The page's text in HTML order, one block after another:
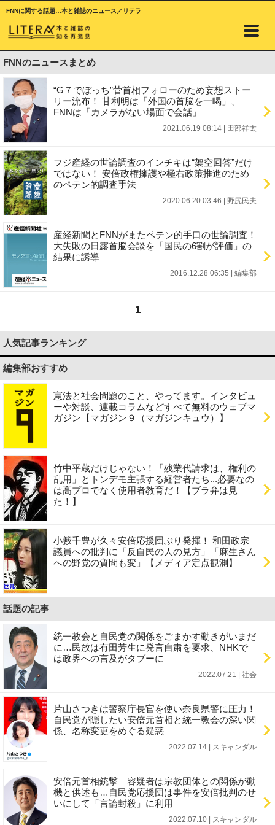
FNNに関する話題…本と雑誌のニュース／リテラ
FNNのニュースまとめ
“G７でぼっち”菅首相フォローのため妄想ストー
リー流布！ 甘利明は「外国の首脳を一喝」、
FNNは「カメラがない場面で会話」
2021.06.19 08:14 田部祥太
フジ産経の世論調査のインチキは“架空回答”だけ
ではない！ 安倍政権擁護や極右政策推進のため
のペテン的調査手法
2020.06.20 03:46 野尻民夫
産経新聞とFNNがまたペテン的手口の世論調査！
大失敗の日露首脳会談を「国民の6割が評価」の
結果に誘導
2016.12.28 06:35 編集部
1
人気記事ランキング
編集部おすすめ
憲法と社会問題のこと、やってます。インタビュ
ーや対談、連載コラムなどすべて無料のウェブマ
ガジン【マガジン９（マガジンキュウ）】
竹中平蔵だけじゃない！「残業代請求は、権利の
乱用」とトンデモ主張する経営者たち...必要なの
は高プロでなく使用者教育だ！【ブラ弁は見
た！】
小籔千豊が久々安倍応援団ぶり発揮！ 和田政宗
議員への批判に「反自民の人の見方」「麻生さん
への野党の質問も変」【メディア定点観測】
話題の記事
統一教会と自民党の関係をごまかす動きがいまだ
に…民放は有田芳生に発言自粛を要求、NHKで
は政界への言及がタブーに
2022.07.21 | 社会
片山さつきは警察庁長官を使い奈良県警に圧力！
自民党が隠したい安倍元首相と統一教会の深い関
係、名称変更をめぐる疑惑
2022.07.14 | スキャンダル
安倍元首相銃撃 容疑者は宗教団体との関係が動
機と供述も…自民党応援団は事件を安倍批判のせ
いにして「言論封殺」に利用
2022.07.10 | スキャンダル